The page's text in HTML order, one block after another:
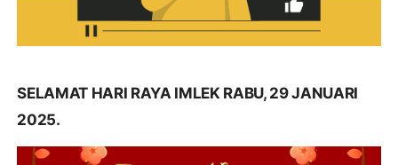
SELAMAT HARI RAYA IMLEK RABU, 29 JANUARI
2025.